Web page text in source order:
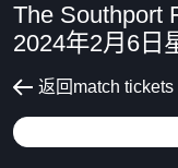
The Southport
2024年2月6日
返回match tickets